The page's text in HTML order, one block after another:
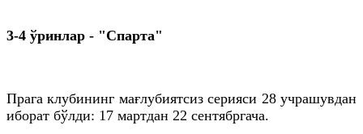
3-4 ўринлар - "Спарта"
Прага клубининг мағлубиятсиз серияси 28 учрашувдан
иборат бўлди: 17 мартдан 22 сентябргача.